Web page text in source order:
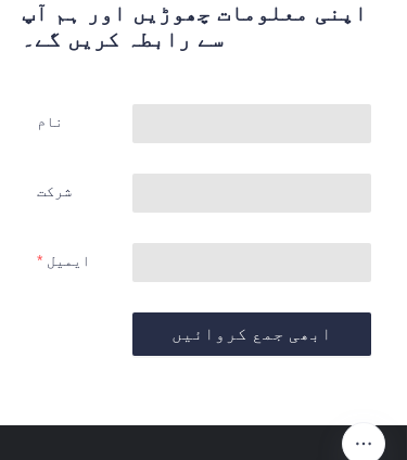
اپنی معلومات چھوڑیں اور ہم آپ
سے رابطہ کریں گے۔
نام
شرکت
ایمیل
ابھی جمع کروائیں